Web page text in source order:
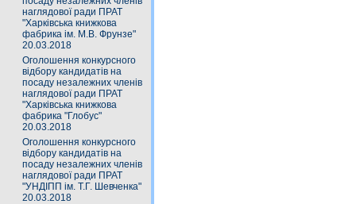
наглядової ради ПРАТ
"Харківська книжкова
фабрика ім. М.В. Фрунзе"
20.03.2018
Оголошення конкурсного
відбору кандидатів на
посаду незалежних членів
наглядової ради ПРАТ
"Харківська книжкова
фабрика "Глобус"
20.03.2018
Оголошення конкурсного
відбору кандидатів на
посаду незалежних членів
наглядової ради ПРАТ
"УНДІПП ім. Т.Г. Шевченка"
20.03.2018